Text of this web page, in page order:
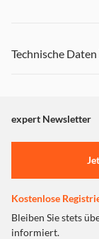
Technische Daten
expert Newsletter
Kostenlose
Bleiben Sie stets
informiert.